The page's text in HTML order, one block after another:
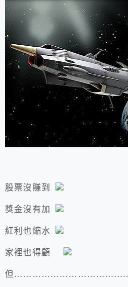
股票沒賺到
獎金沒有加
紅利也縮水
家裡也得顧
但………………………………..